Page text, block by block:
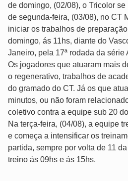
de domingo, (02/08), o Tricolor
de segunda-feira, (03/08), no CT
iniciar os trabalhos de
domingo, ás 11hs, diante do
Janeiro, pela 17ª rodada da série
Os jogadores que atuaram mais
o regenerativo, trabalhos de
do gramado do CT. Já os que
minutos, ou não foram
coletivo contra a equipe sub 20
Na terça-feira, (04/08), a equipe
e começa a intensificar os
partida, sempre por volta de 11
treino ás 09hs e ás 15hs.